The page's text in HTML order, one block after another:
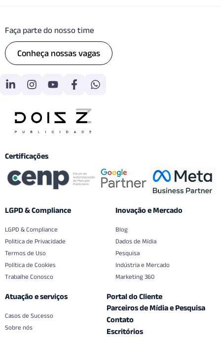
Faça parte do nosso time
Conheça nossas vagas
Certificações
LGPD & Compliance
LGPD & Compliance
Politica de Privacidade
Termos de Uso
Política de Cookies
Trabalhe Conosco
Inovação e Mercado
Blog
Dados de Mídia
Pesquisa
Indústria e Mercado
Marketing 360
Atuação e serviços
Casos de Sucesso
Sobre nós
Portal do Cliente
Parceiros de Mídia e Pesquisa
Contato
Escritórios